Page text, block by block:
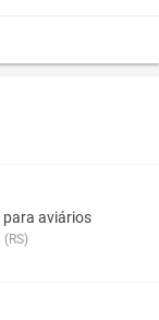
todo mundo a
por
para aviários